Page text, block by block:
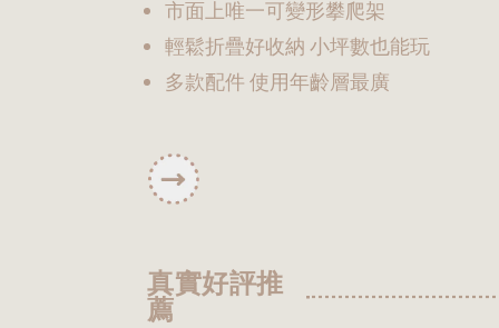
市面上唯一可變形攀爬架
輕鬆折疊好收納 小坪數也能玩
多款配件 使用年齡層最廣
真實好評推
薦